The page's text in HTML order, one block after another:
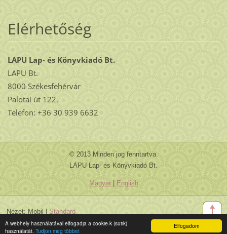
Elfogadom
A webhely használatával elfogadja a cookie-k (sütik)
használatát. Tudjon meg többet
Elérhetőség
LAPU Lap- és Könyvkiadó Bt.
LAPU Bt.
8000 Székesfehérvár
Palotai út 122.
Telefon: +36 30 939 6632
© 2013 Minden jog fenntartva.
LAPU Lap- és Könyvkiadó Bt.
Magyar| English
Nézet: Mobil Standard